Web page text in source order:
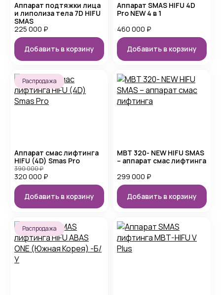
Аппарат подтяжки лица
и липолиза тела 7D HIFU
SMAS
225 000 ₽
Добавить в корзину
Аппарат SMAS HIFU 4D
Pro NEW 4 в 1
460 000 ₽
Добавить в корзину
Распродажа
Аппарат смас лифтинга
HIFU (4D) Smas Pro
320 000 ₽
390 000₽
Добавить в корзину
MBT 320- NEW HIFU SMAS
– аппарат смас лифтинга
299 000 ₽
Добавить в корзину
Распродажа